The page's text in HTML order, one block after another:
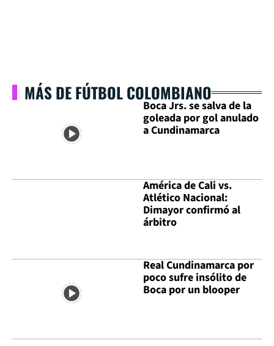
MÁS DE FÚTBOL COLOMBIANO
Boca Jrs. se salva de la
goleada por gol anulado
a Cundinamarca
América de Cali vs.
Atlético Nacional:
Dimayor confirmó al
árbitro
Real Cundinamarca por
poco sufre insólito de
Boca por un blooper